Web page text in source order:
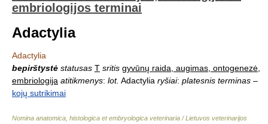
embriologijos terminai
Adactylia
Adactylia
bepirštystė statusas T sritis gyvūnų raida, augimas, ontogenezė,
embriologija atitikmenys: lot. Adactylia ryšiai: platesnis terminas –
kojų sutrikimai
Nomina anatomica, histologica et embryologica veterinaria / Lietuvos veterinarijos